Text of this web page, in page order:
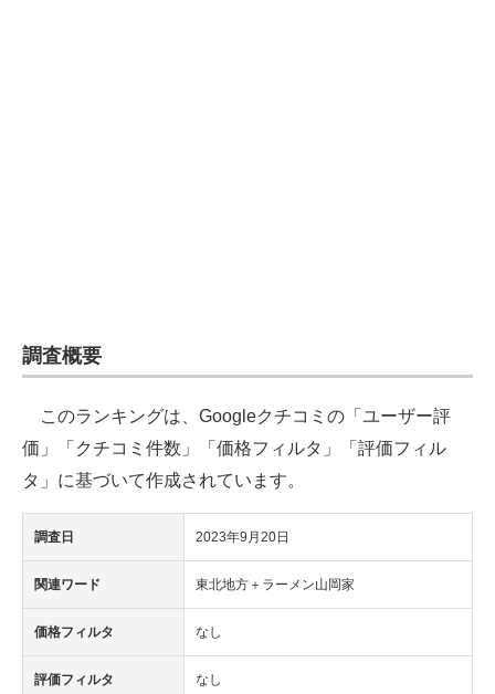
エネルギーの専門メディア
建設×テクノロジーの最前線
調査概要
このランキングは、Googleクチコミの「ユーザー評
価」「クチコミ件数」「価格フィルタ」「評価フィル
タ」に基づいて作成されています。
調査日 2023年9月20日
関連ワード 東北地方＋ラーメン山岡家
価格フィルタ なし
評価フィルタ なし